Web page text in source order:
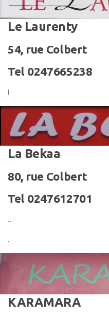
Le Laurenty
54, rue Colbert
Tel 0247665238
I
La Bekaa
80, rue Colbert
Tel 0247612701
..
.
KARAMARA